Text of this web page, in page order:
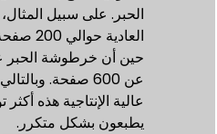
الحبر. على سبيل
العادية
حين أن خرطوشة الحبر
عن 600 صفحة.
عالية الإنتاجية هذه
يطبعون بشكل متكرر.